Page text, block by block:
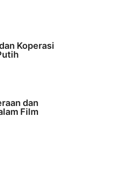
Koperasi
dan
Film